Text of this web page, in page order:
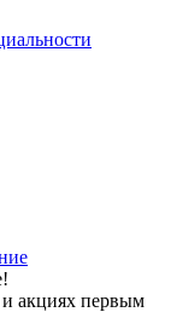
и акциях первым